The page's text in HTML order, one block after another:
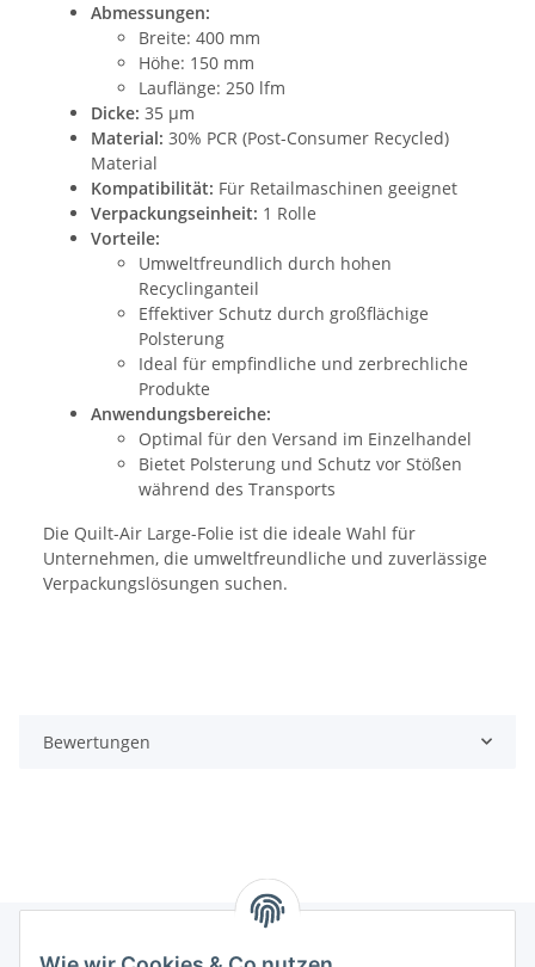
Abmessungen:
Breite: 400 mm
Höhe: 150 mm
Lauflänge: 250 lfm
Dicke: 35 µm
Material: 30% PCR (Post-Consumer Recycled)
Material
Kompatibilität: Für Retailmaschinen geeignet
Verpackungseinheit: 1 Rolle
Vorteile:
Umweltfreundlich durch hohen
Recyclinganteil
Effektiver Schutz durch großflächige
Polsterung
Ideal für empfindliche und zerbrechliche
Produkte
Anwendungsbereiche:
Optimal für den Versand im Einzelhandel
Bietet Polsterung und Schutz vor Stößen
während des Transports
Die Quilt-Air Large-Folie ist die ideale Wahl für
Unternehmen, die umweltfreundliche und zuverlässige
Verpackungslösungen suchen.
Bewertungen